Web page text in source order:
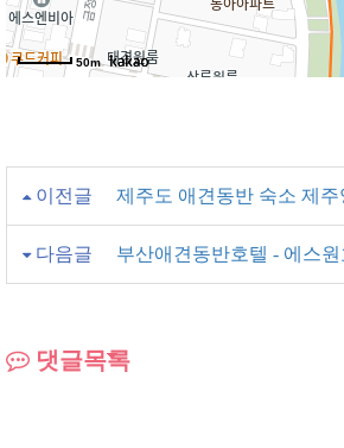
50m
이전글
제주도 애견동반 숙소 제주
다음글
부산애견동반호텔 - 에스원
댓글목록